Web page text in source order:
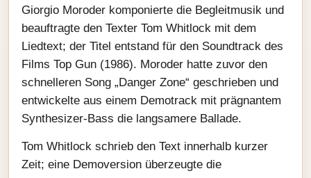
Giorgio Moroder komponierte die Begleitmusik und
beauftragte den Texter Tom Whitlock mit dem
Liedtext; der Titel entstand für den Soundtrack des
Films Top Gun (1986). Moroder hatte zuvor den
schnelleren Song „Danger Zone“ geschrieben und
entwickelte aus einem Demotrack mit prägnantem
Synthesizer-Bass die langsamere Ballade.
Tom Whitlock schrieb den Text innerhalb kurzer
Zeit; eine Demoversion überzeugte die